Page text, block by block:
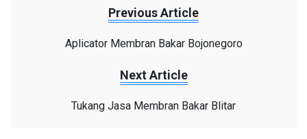
Previous Article
Aplicator Membran Bakar Bojonegoro
Next Article
Tukang Jasa Membran Bakar Blitar